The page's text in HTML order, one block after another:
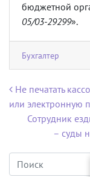
бюджетной
05/03-29299».
Бухгалтер
Не печатать
или электронную
Сотрудник
– суды